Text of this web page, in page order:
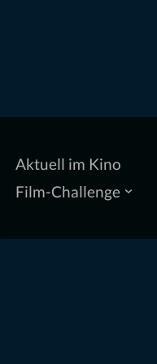
Aktuell im Kino
Film-Challenge